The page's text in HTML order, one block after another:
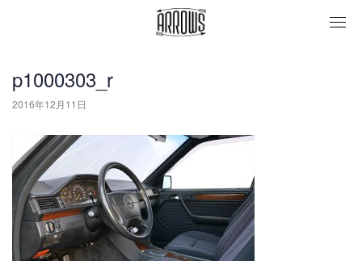
p1000303_r
2016年12月11日